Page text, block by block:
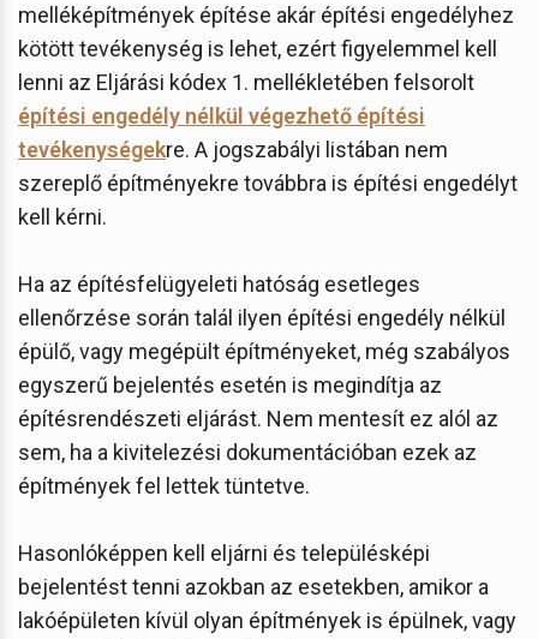
melléképítmények építése akár építési engedélyhez
kötött tevékenység is lehet, ezért figyelemmel kell
lenni az Eljárási kódex 1. mellékletében felsorolt
építési engedély nélkül végezhető építési
tevékenységekre. A jogszabályi listában nem
szereplő építményekre továbbra is építési engedélyt
kell kérni.
Ha az építésfelügyeleti hatóság esetleges
ellenőrzése során talál ilyen építési engedély nélkül
épülő, vagy megépült építményeket, még szabályos
egyszerű bejelentés esetén is megindítja az
építésrendészeti eljárást. Nem mentesít ez alól az
sem, ha a kivitelezési dokumentációban ezek az
építmények fel lettek tüntetve.
Hasonlóképpen kell eljárni és településképi
bejelentést tenni azokban az esetekben, amikor a
lakóépületen kívül olyan építmények is épülnek, vagy